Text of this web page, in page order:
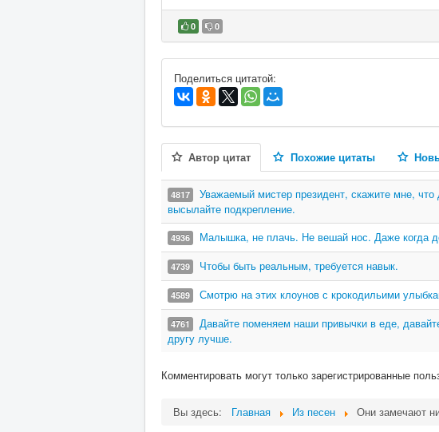
0 0
В избранное
Поделиться цитатой:
Автор цитат Похожие цитаты
4817
Уважаемый мистер президент, скажите мне,
высылайте подкрепление.
4936 Малышка, не плачь. Не вешай нос. Даже когда
4739 Чтобы быть реальным, требуется навык.
4589 Смотрю на этих клоунов с крокодильими
4761
Давайте поменяем наши привычки в еде,
другу лучше.
Комментировать могут только зарегистрированные
Вы здесь: Главная Из песен Они замечают